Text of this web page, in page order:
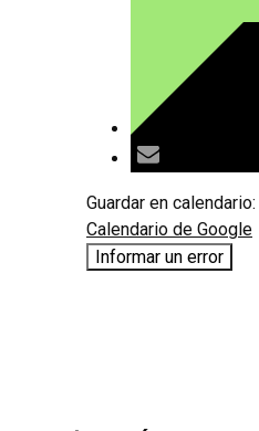
Guardar en calendario:
Calendario de Google
Informar un error